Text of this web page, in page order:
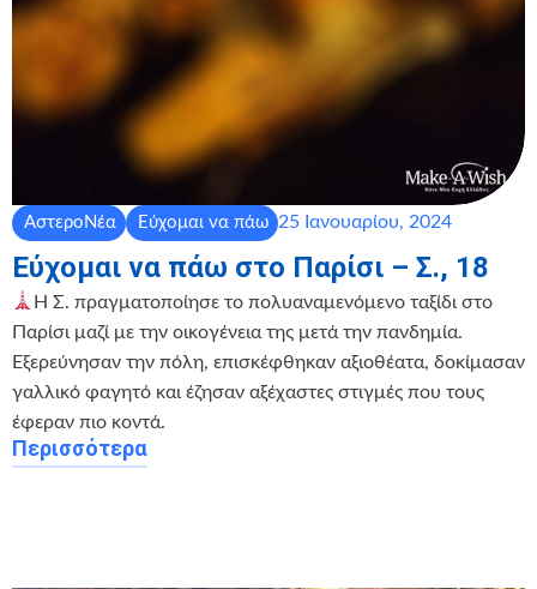
ΑστεροΝέα Εύχομαι να πάω 25 Ιανουαρίου, 2024
Εύχομαι να πάω στο Παρίσι – Σ., 18
Η Σ. πραγματοποίησε το πολυαναμενόμενο ταξίδι στο
Παρίσι μαζί με την οικογένεια της μετά την πανδημία.
Εξερεύνησαν την πόλη, επισκέφθηκαν αξιοθέατα, δοκίμασαν
γαλλικό φαγητό και έζησαν αξέχαστες στιγμές που τους
έφεραν πιο κοντά.
Περισσότερα